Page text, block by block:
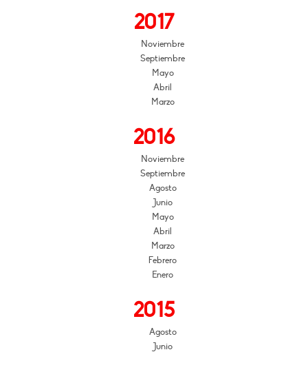
2017
Noviembre
Septiembre
Mayo
Abril
Marzo
2016
Noviembre
Septiembre
Agosto
Junio
Mayo
Abril
Marzo
Febrero
Enero
2015
Agosto
Junio